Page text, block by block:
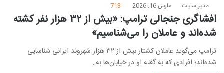
مدیر سایت مارس 16, 2026 713
افشاگری جنجالی ترامپ: «بیش از ۳۲ هزار نفر کشته
شده‌اند و عاملان را می‌شناسیم»
ترامپ می‌گوید عاملان کشتار بیش از ۳۲ هزار شهروند ایرانی شناسایی
شده‌اند؛ افرادی که به گفته او در خیابان‌ها به…